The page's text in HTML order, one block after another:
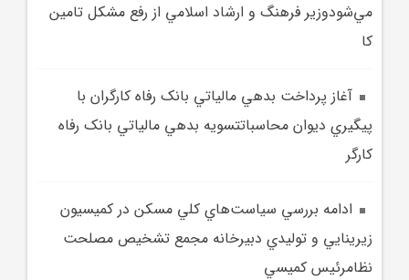
مي‌شودوزير فرهنگ و ارشاد اسلامي از رفع مشکل تامين
کا
آغاز پرداخت بدهي مالياتي بانک رفاه کارگران با
پيگيري ديوان محاسباتتسويه بدهي مالياتي بانک رفاه
کارگر
ادامه بررسي سياست‌هاي کلي مسکن در کميسيون
زيرينايي و توليدي دبيرخانه مجمع تشخيص مصلحت
نظامرئيس کميسي